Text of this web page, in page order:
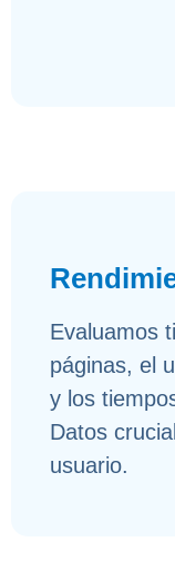
Evaluamos
páginas, el
y los
Datos
usuario.